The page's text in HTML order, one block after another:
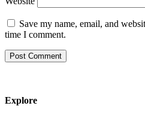
Save my name, email, and
time I comment.
Explore